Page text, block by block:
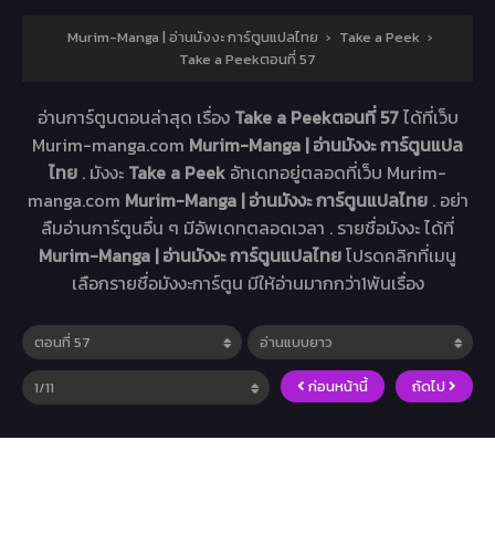
Murim-Manga | อ่านมังงะ การ์ตูนแปลไทย › Take a Peek ›
Take a Peekตอนที่ 57
อ่านการ์ตูนตอนล่าสุด เรื่อง Take a Peekตอนที่ 57ได้ที่เว็บ
Murim-manga.com Murim-Manga | อ่านมังงะ การ์ตูนแปล
ไทย . มังงะ Take a Peek อัทเดทอยู่ตลอดที่เว็บ Murim-
manga.com Murim-Manga | อ่านมังงะ การ์ตูนแปลไทย . อย่า
ลืมอ่านการ์ตูนอื่น ๆ มีอัพเดทตลอดเวลา . รายชื่อมังงะ ได้ที่
Murim-Manga | อ่านมังงะ การ์ตูนแปลไทยโปรดคลิกที่เมนู
เลือกรายชื่อมังงะการ์ตูน มีให้อ่านมากกว่า1พันเรื่อง
ก่อนหน้านี้ ถัดไป